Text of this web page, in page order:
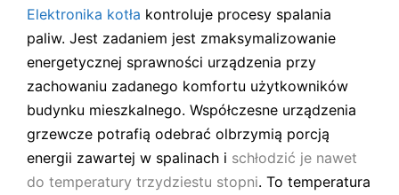
Elektronika kotła kontroluje procesy spalania
paliw. Jest zadaniem jest zmaksymalizowanie
energetycznej sprawności urządzenia przy
zachowaniu zadanego komfortu użytkowników
budynku mieszkalnego. Współczesne urządzenia
grzewcze potrafią odebrać olbrzymią porcją
energii zawartej w spalinach i schłodzić je nawet
do temperatury trzydziestu stopni. To temperatura